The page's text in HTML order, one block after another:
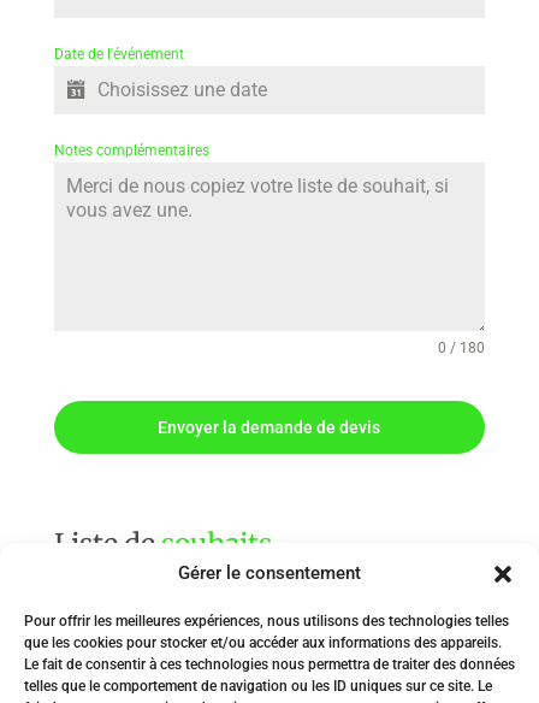
Gérer le consentement
Pour offrir les meilleures expériences, nous utilisons des technologies telles
que les cookies pour stocker et/ou accéder aux informations des appareils.
Le fait de consentir à ces technologies nous permettra de traiter des données
telles que le comportement de navigation ou les ID uniques sur ce site. Le
Date de l'événement
Notes complémentaires
0 / 180
Envoyer la demande de devis
Liste de souhaits
à nous la faire parvenir par email, par texto, ou sur un de nos
réseaux sociaux pour obtenir un devis